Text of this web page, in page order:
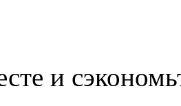
и